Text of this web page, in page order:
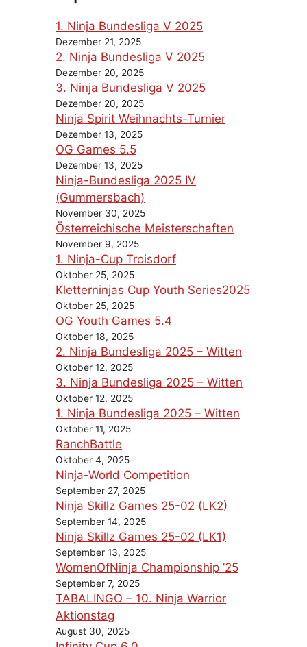
1. Ninja Bundesliga V 2025
Dezember 21, 2025
2. Ninja Bundesliga V 2025
Dezember 20, 2025
3. Ninja Bundesliga V 2025
Dezember 20, 2025
Ninja Spirit Weihnachts-Turnier
Dezember 13, 2025
OG Games 5.5
Dezember 13, 2025
Ninja-Bundesliga 2025 IV
(Gummersbach)
November 30, 2025
Österreichische Meisterschaften
November 9, 2025
1. Ninja-Cup Troisdorf
Oktober 25, 2025
Kletterninjas Cup Youth Series2025
Oktober 25, 2025
OG Youth Games 5.4
Oktober 18, 2025
2. Ninja Bundesliga 2025 – Witten
Oktober 12, 2025
3. Ninja Bundesliga 2025 – Witten
Oktober 12, 2025
1. Ninja Bundesliga 2025 – Witten
Oktober 11, 2025
RanchBattle
Oktober 4, 2025
Ninja-World Competition
September 27, 2025
Ninja Skillz Games 25-02 (LK2)
September 14, 2025
Ninja Skillz Games 25-02 (LK1)
September 13, 2025
WomenOfNinja Championship ’25
September 7, 2025
TABALINGO – 10. Ninja Warrior
Aktionstag
August 30, 2025